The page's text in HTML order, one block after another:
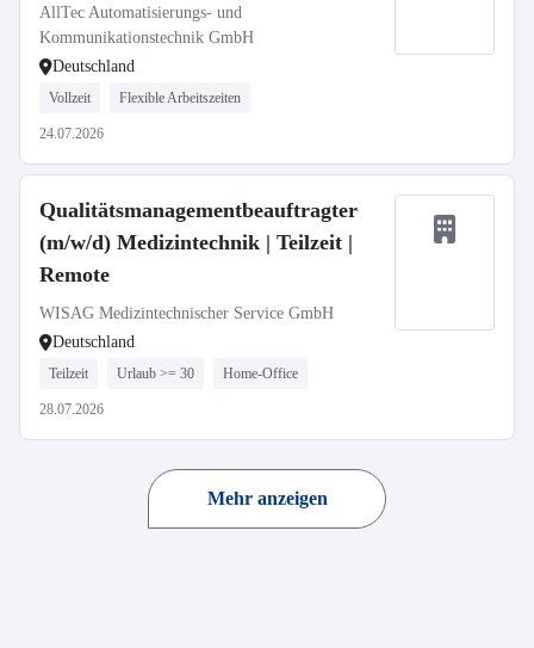
AllTec Automatisierungs- und
Kommunikationstechnik GmbH
Deutschland
Vollzeit Flexible Arbeitszeiten
24.07.2026
Qualitätsmanagementbeauftragter
(m/w/d) Medizintechnik | Teilzeit |
Remote
WISAG Medizintechnischer Service GmbH
Deutschland
Teilzeit Urlaub >= 30 Home-Office
28.07.2026
Mehr anzeigen